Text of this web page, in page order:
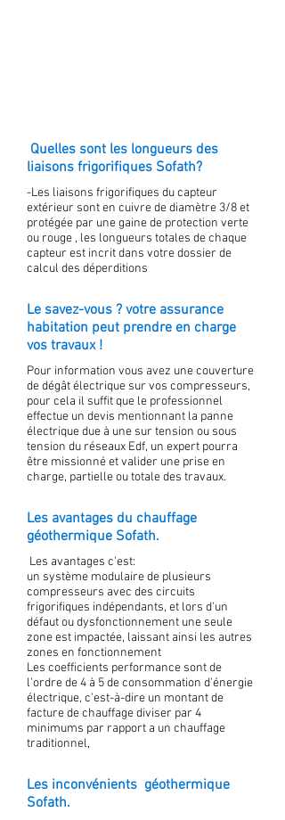
Quelles sont les longueurs des
liaisons frigorifiques Sofath?
-Les liaisons frigorifiques du capteur
extérieur sont en cuivre de diamètre 3/8 et
protégée par une gaine de protection verte
ou rouge , les longueurs totales de chaque
capteur est incrit dans votre dossier de
calcul des déperditions
Le savez-vous ? votre assurance
habitation peut prendre en charge
vos travaux !
Pour information vous avez une couverture
de dégât électrique sur vos compresseurs,
pour cela il suffit que le professionnel
effectue un devis mentionnant la panne
électrique due à une sur tension ou sous
tension du réseaux Edf, un expert pourra
être missionné et valider une prise en
charge, partielle ou totale des travaux.
Les avantages du chauffage
géothermique Sofath.
Les avantages c'est:
un système modulaire de plusieurs
compresseurs avec des circuits
frigorifiques indépendants, et lors d'un
défaut ou dysfonctionnement une seule
zone est impactée, laissant ainsi les autres
zones en fonctionnement
Les coefficients performance sont de
l'ordre de 4 à 5 de consommation d'énergie
électrique, c'est-à-dire un montant de
facture de chauffage diviser par 4
minimums par rapport a un chauffage
traditionnel,
Les inconvénients géothermique
Sofath.